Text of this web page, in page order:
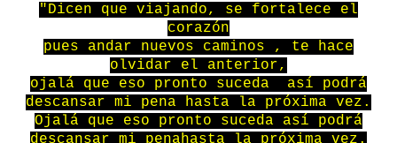
"Dicen que viajando, se fortalece el
corazón
pues andar nuevos caminos , te hace
olvidar el anterior,
ojalá que eso pronto suceda así podrá
descansar mi pena hasta la próxima vez.
Ojalá que eso pronto suceda así podrá
descansar mi penahasta la próxima vez.